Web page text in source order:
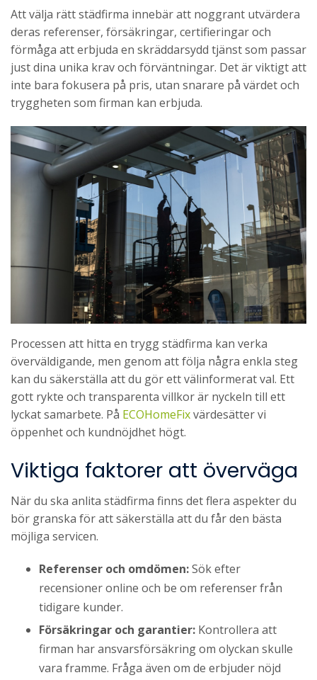
Att välja rätt städfirma innebär att noggrant utvärdera
deras referenser, försäkringar, certifieringar och
förmåga att erbjuda en skräddarsydd tjänst som passar
just dina unika krav och förväntningar. Det är viktigt att
inte bara fokusera på pris, utan snarare på värdet och
tryggheten som firman kan erbjuda.
Processen att hitta en trygg städfirma kan verka
överväldigande, men genom att följa några enkla steg
kan du säkerställa att du gör ett välinformerat val. Ett
gott rykte och transparenta villkor är nyckeln till ett
lyckat samarbete. På ECOHomeFixvärdesätter vi
öppenhet och kundnöjdhet högt.
Viktiga faktorer att överväga
När du ska anlita städfirma finns det flera aspekter du
bör granska för att säkerställa att du får den bästa
möjliga servicen.
Referenser och omdömen:Sök efter
recensioner online och be om referenser från
tidigare kunder.
Försäkringar och garantier: Kontrollera att
firman har ansvarsförsäkring om olyckan skulle
vara framme. Fråga även om de erbjuder nöjd